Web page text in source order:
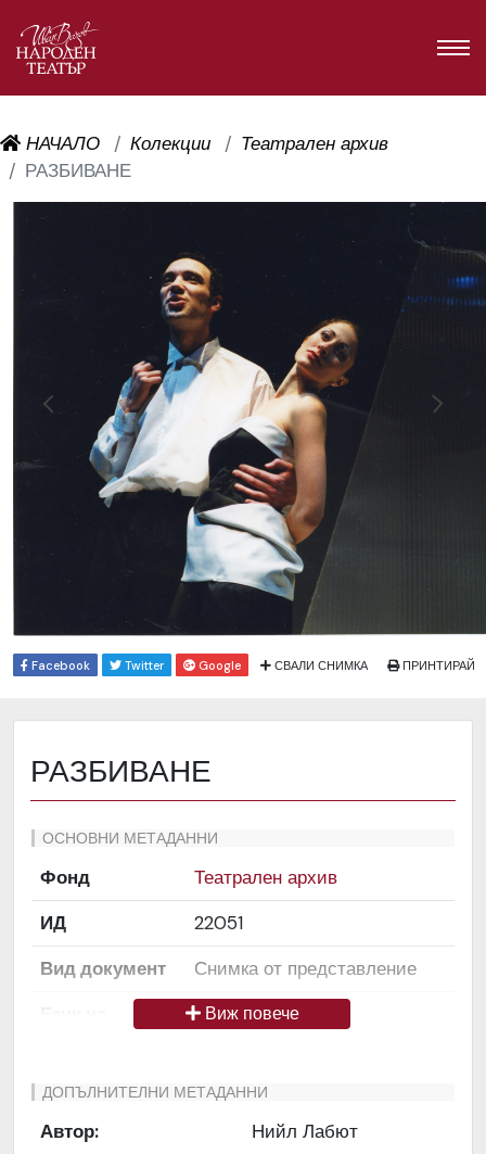
НАЧАЛО Колекции
Театрален архив
РАЗБИВАНЕ
Facebook Twitter Google СВАЛИ СНИМКА ПРИНТИРАЙ
РАЗБИВАНЕ
ОСНОВНИ МЕТАДАННИ
Фонд
Театрален архив
ИД
22051
Вид документ
Снимка от представление
Български
Права за
Да се цитира източник:
„Иван Вазов“
Виж повече
ДОПЪЛНИТЕЛНИ МЕТАДАННИ
Автор:
Нийл Лабют